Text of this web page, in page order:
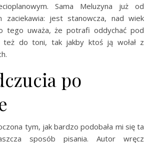
Sama Meluzyna już od
zaciekawia: jest stanowcza, nad wiek
tego uważa, że potrafi oddychać pod
też do toni, tak jakby ktoś ją wołał z
po
tym, jak bardzo podobała mi się ta
sposób pisania. Autor wręcz